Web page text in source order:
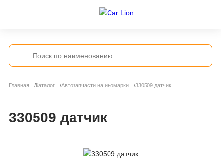
Главная Каталог Автозапчасти на иномарки 330509 датчик
330509 датчик